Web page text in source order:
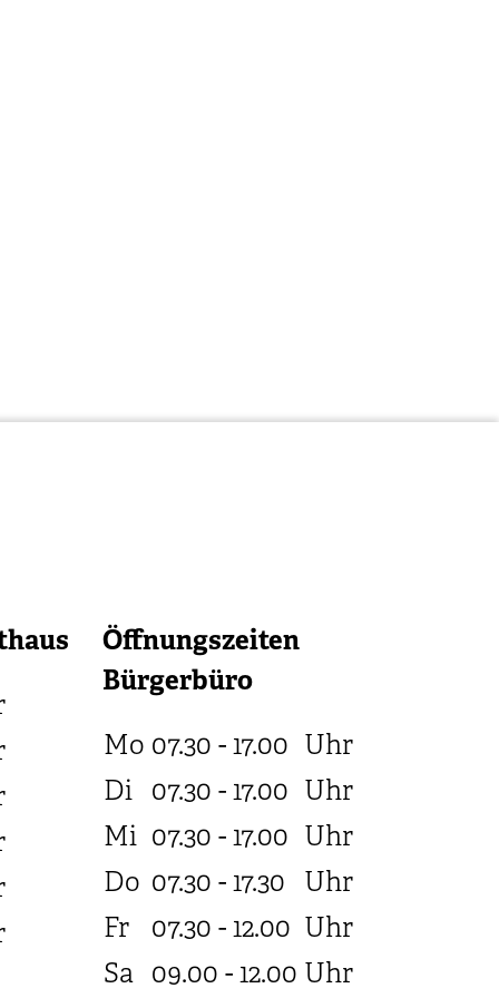
Öffnungszeiten
Bürgerbüro
Mo 07.30 - 17.00 Uhr
Di 07.30 - 17.00 Uhr
Mi 07.30 - 17.00 Uhr
Do 07.30 - 17.30
Uhr
Fr
07.30 - 12.00 Uhr
Sa 09.00 - 12.00 Uhr